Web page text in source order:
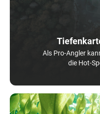
Als Pro-Angler
die Hot-